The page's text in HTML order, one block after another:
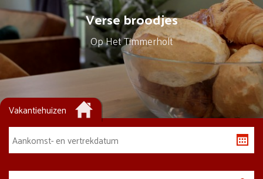
Verse broodjes
Op Het Timmerholt
Vakantiehuizen